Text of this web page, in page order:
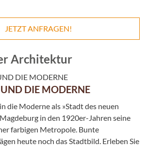
JETZT ANFRAGEN!
Architektur
DIE MODERNE
die Moderne als »Stadt des neuen
in den 1920er-Jahren seine
farbigen Metropole. Bunte
heute noch das Stadtbild. Erleben Sie